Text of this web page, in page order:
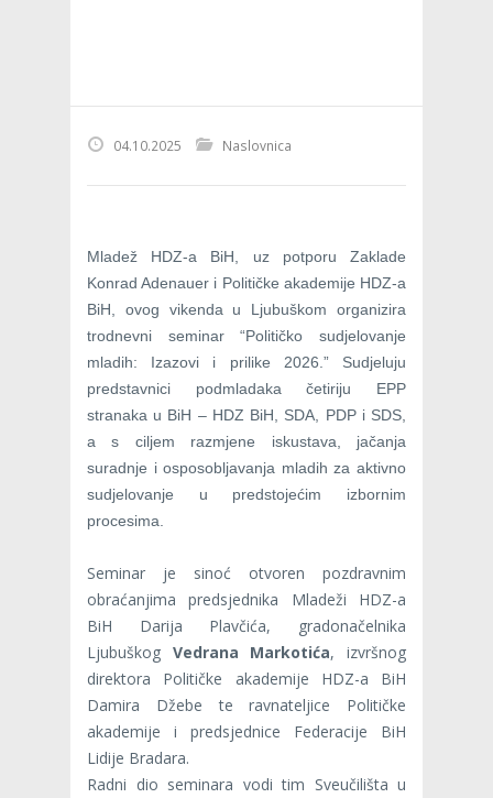
04.10.2025 Naslovnica
Mladež HDZ-a BiH, uz potporu Zaklade
Konrad Adenauer i Političke akademije HDZ-a
BiH, ovog vikenda u Ljubuškom organizira
trodnevni seminar “Političko sudjelovanje
mladih: Izazovi i prilike 2026.” Sudjeluju
predstavnici podmladaka četiriju EPP
stranaka u BiH – HDZ BiH, SDA, PDP i SDS,
a s ciljem razmjene iskustava, jačanja
suradnje i osposobljavanja mladih za aktivno
sudjelovanje u predstojećim izbornim
procesima.
Seminar je sinoć otvoren pozdravnim
obraćanjima predsjednika Mladeži HDZ-a
BiH Darija Plavčića, gradonačelnika
Ljubuškog Vedrana Markotića, izvršnog
direktora Političke akademije HDZ-a BiH
Damira Džebe te ravnateljice Političke
akademije i predsjednice Federacije BiH
Lidije Bradara.
Radni dio seminara vodi tim Sveučilišta u